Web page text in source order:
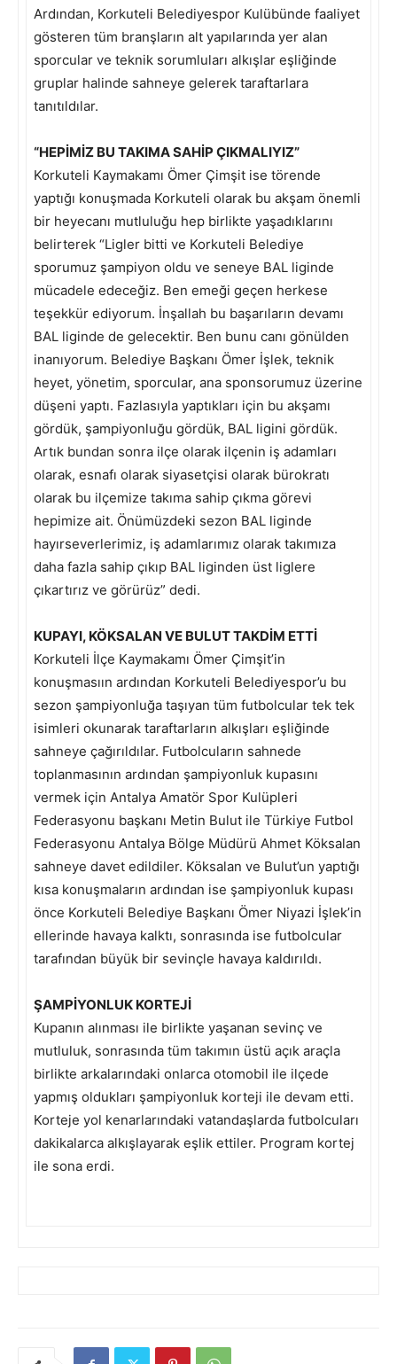
Ardından, Korkuteli Belediyespor Kulübünde faaliyet
gösteren tüm branşların alt yapılarında yer alan
sporcular ve teknik sorumluları alkışlar eşliğinde
gruplar halinde sahneye gelerek taraftarlara
tanıtıldılar.
“HEPİMİZ BU TAKIMA SAHİP ÇIKMALIYIZ”
Korkuteli Kaymakamı Ömer Çimşit ise törende
yaptığı konuşmada Korkuteli olarak bu akşam önemli
bir heyecanı mutluluğu hep birlikte yaşadıklarını
belirterek “Ligler bitti ve Korkuteli Belediye
sporumuz şampiyon oldu ve seneye BAL liginde
mücadele edeceğiz. Ben emeği geçen herkese
teşekkür ediyorum. İnşallah bu başarıların devamı
BAL liginde de gelecektir. Ben bunu canı gönülden
inanıyorum. Belediye Başkanı Ömer İşlek, teknik
heyet, yönetim, sporcular, ana sponsorumuz üzerine
düşeni yaptı. Fazlasıyla yaptıkları için bu akşamı
gördük, şampiyonluğu gördük, BAL ligini gördük.
Artık bundan sonra ilçe olarak ilçenin iş adamları
olarak, esnafı olarak siyasetçisi olarak bürokratı
olarak bu ilçemize takıma sahip çıkma görevi
hepimize ait. Önümüzdeki sezon BAL liginde
hayırseverlerimiz, iş adamlarımız olarak takımıza
daha fazla sahip çıkıp BAL liginden üst liglere
çıkartırız ve görürüz” dedi.
KUPAYI, KÖKSALAN VE BULUT TAKDİM ETTİ
Korkuteli İlçe Kaymakamı Ömer Çimşit’in
konuşmasıın ardından Korkuteli Belediyespor’u bu
sezon şampiyonluğa taşıyan tüm futbolcular tek tek
isimleri okunarak taraftarların alkışları eşliğinde
sahneye çağırıldılar. Futbolcuların sahnede
toplanmasının ardından şampiyonluk kupasını
vermek için Antalya Amatör Spor Kulüpleri
Federasyonu başkanı Metin Bulut ile Türkiye Futbol
Federasyonu Antalya Bölge Müdürü Ahmet Köksalan
sahneye davet edildiler. Köksalan ve Bulut’un yaptığı
kısa konuşmaların ardından ise şampiyonluk kupası
önce Korkuteli Belediye Başkanı Ömer Niyazi İşlek’in
ellerinde havaya kalktı, sonrasında ise futbolcular
tarafından büyük bir sevinçle havaya kaldırıldı.
ŞAMPİYONLUK KORTEJİ
Kupanın alınması ile birlikte yaşanan sevinç ve
mutluluk, sonrasında tüm takımın üstü açık araçla
birlikte arkalarındaki onlarca otomobil ile ilçede
yapmış oldukları şampiyonluk korteji ile devam etti.
Korteje yol kenarlarındaki vatandaşlarda futbolcuları
dakikalarca alkışlayarak eşlik ettiler. Program kortej
ile sona erdi.